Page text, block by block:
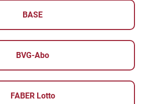
BASE
BVG-Abo
FABER Lotto